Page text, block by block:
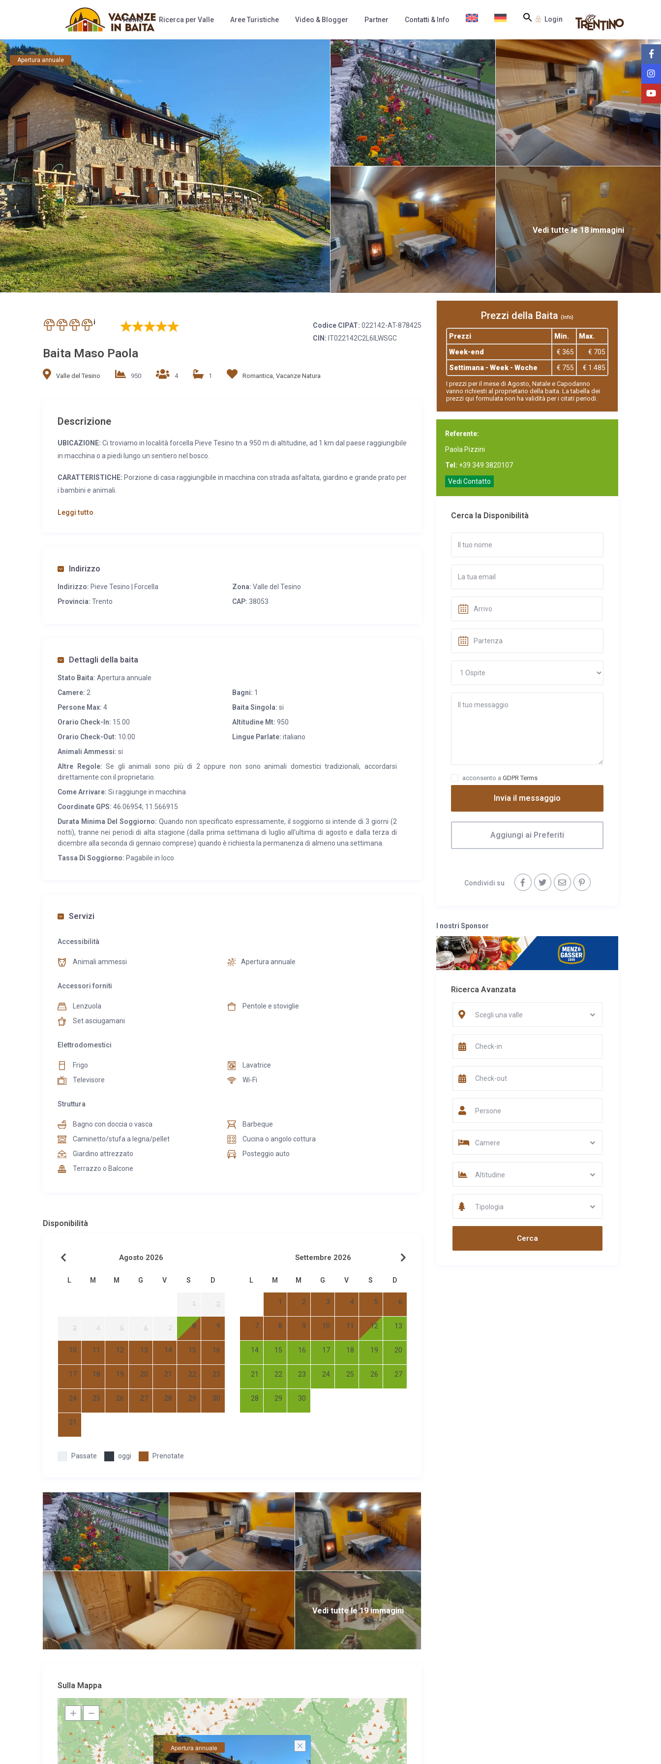
Login
Home Ricerca per Valle Aree Turistiche Video & Blogger Partner Contatti & Info
Apertura annuale
Vedi tutte le 18 immagini
i Codice CIPAT: 022142-AT-878425
CIN: IT022142C2L6ILWSGC
Baita Maso Paola
Valle del Tesino 950 4 1 Romantica, Vacanze Natura
Descrizione
UBICAZIONE: Ci troviamo in località forcella Pieve Tesino tn a 950 m di altitudine, ad 1 km dal paese raggiungibile
in macchina o a piedi lungo un sentiero nel bosco.
CARATTERISTICHE: Porzione di casa raggiungibile in macchina con strada asfaltata, giardino e grande prato per
i bambini e animali.
SERVIZI:Dispone di cucina completamente attrezzata, lavatrice asciugacapelli biancheria da bagno e da letto.
Leggi tutto
Indirizzo
Indirizzo: Pieve Tesino | Forcella Zona: Valle del Tesino
Provincia: Trento CAP: 38053
Dettagli della baita
Stato Baita: Apertura annuale
Camere: 2 Bagni: 1
Persone Max: 4 Baita Singola: si
Orario Check-In: 15.00 Altitudine Mt: 950
Orario Check-Out: 10.00 Lingue Parlate: italiano
Animali Ammessi: si
Altre Regole: Se gli animali sono più di 2 oppure non sono animali domestici tradizionali, accordarsi
direttamente con il proprietario.
Come Arrivare: Si raggiunge in macchina
Coordinate GPS: 46.06954; 11.566915
Durata Minima Del Soggiorno: Quando non specificato espressamente, il soggiorno si intende di 3 giorni (2
notti), tranne nei periodi di alta stagione (dalla prima settimana di luglio all'ultima di agosto e dalla terza di
dicembre alla seconda di gennaio comprese) quando è richiesta la permanenza di almeno una settimana.
Tassa Di Soggiorno: Pagabile in loco
Servizi
Accessibilità
Animali ammessi Apertura annuale
Accessori forniti
Lenzuola
Pentole e stoviglie
Set asciugamani
Elettrodomestici
Frigo
Lavatrice
Televisore
Wi-Fi
Struttura
Bagno con doccia o vasca
Barbeque
Caminetto/stufa a legna/pellet
Cucina o angolo cottura
Giardino attrezzato
Posteggio auto
Terrazzo o Balcone
Disponibilità
Agosto 2026
L M M G V S D
1 2
3 4 5 6 7 8 9
10 11 12 13 14 15 16
17 18 19 20 21 22 23
24 25 26 27 28 29 30
31
Settembre 2026
L M M G V S D
1 2 3 4 5 6
7 8 9 10 11 12 13
14 15 16 17 18 19 20
21 22 23 24 25 26 27
28 29 30
Passate oggi Prenotate
Vedi tutte le 19 immagini
Sulla Mappa
Apertura annuale
Prezzi della Baita (Info)
Prezzi Min.
Max.
Week-end
€ 365
€ 705
Settimana - Week - Woche
€ 755 € 1.485
I prezzi per il mese di Agosto, Natale e Capodanno
vanno richiesti al proprietario della baita. La tabella dei
prezzi qui formulata non ha validità per i citati periodi.
Referente:
Paola Pizzini
Tel: +39 349 3820107
Vedi Contatto
Cerca la Disponibilità
acconsento a GDPR Terms
Invia il messaggio
Aggiungi ai Preferiti
Condividi su
I nostri Sponsor
Ricerca Avanzata
Scegli una valle
Persone
Camere
Altitudine
Tipologia